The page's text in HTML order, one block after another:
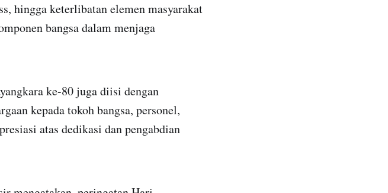
hingga keterlibatan elemen masyarakat
bangsa dalam menjaga
ke-80 juga diisi dengan
kepada tokoh bangsa, personel,
atas dedikasi dan pengabdian